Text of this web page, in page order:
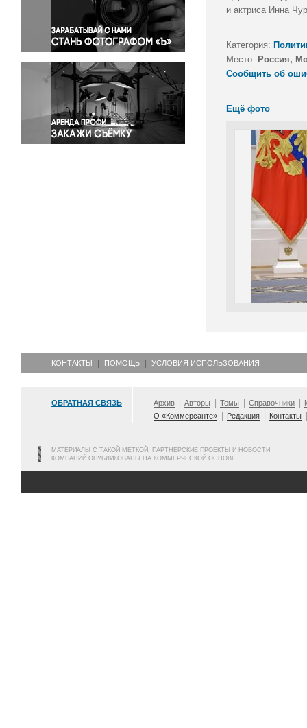
Правосудие
Происшествия и конфликты
Религия
Светская жизнь
Спорт
Экология
Экономика и бизнес
и актриса Инна
Категория:
Место: Россия,
Сообщить об
Ещё фото
КОНТАКТЫ ПОМОЩЬ УСЛОВИЯ ИСПОЛЬЗОВАНИЯ
ОБРАТНАЯ СВЯЗЬ Архив Авторы Темы Справочники
О «Коммерсанте»
Редакция Контакты
МАТЕРИАЛЫ С ТАКОЙ МЕТКОЙ, ПАРТНЕРСКИЕ ПРОЕКТЫ И НОВОСТИ
КОМПАНИЙ ОПУБЛИКОВАНЫ НА КОММЕРЧЕСКОЙ ОСНОВЕ